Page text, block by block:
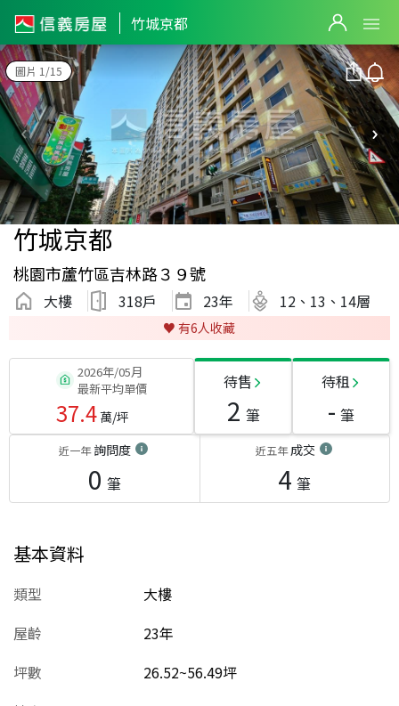
竹城京都
圖片 1/15
竹城京都
桃園市蘆竹區吉林路３９號
大樓 318戶 23年 12、13、14層
♥️ 有6人收藏
2026年/05月
最新平均單價
37.4萬/坪
待售
2 筆
待租
- 筆
近一年詢問度
0 筆
近五年成交
4 筆
基本資料
類型
大樓
屋齡
23年
坪數
26.52~56.49坪